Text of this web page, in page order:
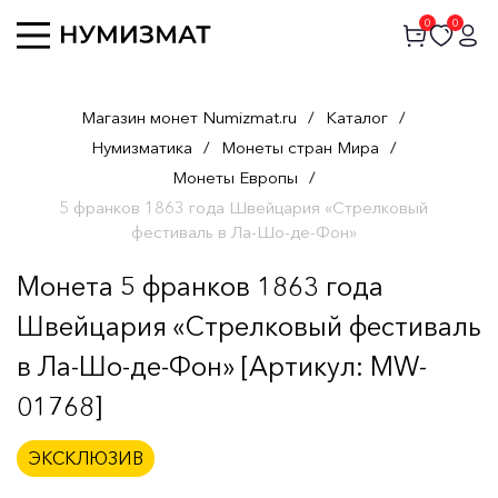
0 0
Магазин монет Numizmat.ru / Каталог /
Нумизматика / Монеты стран Мира /
Монеты Европы /
5 франков 1863 года Швейцария «Стрелковый
фестиваль в Ла-Шо-де-Фон»
Монета 5 франков 1863 года
Швейцария «Стрелковый фестиваль
в Ла-Шо-де-Фон» [Артикул: MW-
01768]
ЭКСКЛЮЗИВ